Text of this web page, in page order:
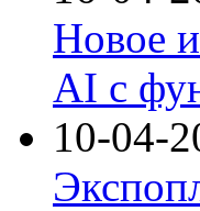
Новое
AI с
10-04-